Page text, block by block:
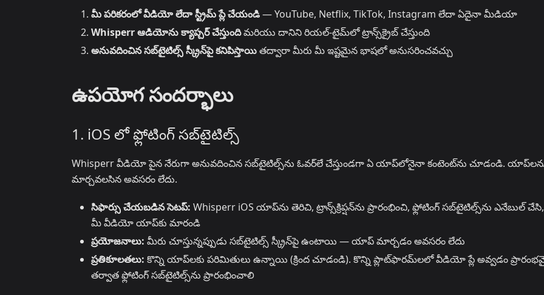
మీ పరికరంలో వీడియో లేదా స్ట్రీమ్ ప్లే చేయండి— YouTube, Netflix, TikTok, Instagram లేదా ఏదైనా మీడియా
Whisperr ఆడియోను క్యాప్చర్ చేస్తుందిమరియు దానిని రియల్-టైమ్‌లో ట్రాన్స్‌క్రైబ్ చేస్తుంది
అనువదించిన సబ్‌టైటిల్స్ స్క్రీన్‌పై కనిపిస్తాయితద్వారా మీరు మీ ఇష్టమైన భాషలో అనుసరించవచ్చు
ఉపయోగ సందర్భాలు
1. iOS లో ఫ్లోటింగ్ సబ్‌టైటిల్స్
Whisperr వీడియో పైన నేరుగా అనువదించిన సబ్‌టైటిల్స్‌ను ఓవర్‌లే చేస్తుండగా ఏ యాప్‌లోనైనా కంటెంట్‌ను చూడండి.
మార్చవలసిన అవసరం లేదు.
సిఫార్సు చేయబడిన సెటప్: Whisperr iOS యాప్‌ను తెరిచి, ట్రాన్స్‌క్రిప్షన్‌ను ప్రారంభించి, ఫ్లోటింగ్ సబ్‌టైటిల్స్‌ను ఎనేబుల్
మీ వీడియో యాప్‌కు మారండి
ప్రయోజనాలు: మీరు చూస్తున్నప్పుడు సబ్‌టైటిల్స్ స్క్రీన్‌పై ఉంటాయి — యాప్ మార్చడం అవసరం లేదు
ప్రతికూలతలు: కొన్ని యాప్‌లకు పరిమితులు ఉన్నాయి (క్రింద చూడండి). కొన్ని ప్లాట్‌ఫారమ్‌లలో వీడియో ప్లే అవ్వడం
తర్వాత ఫ్లోటింగ్ సబ్‌టైటిల్స్‌ను ప్రారంభించాలి